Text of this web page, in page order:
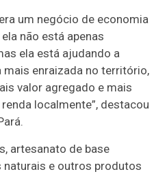
um negócio de economia
não está apenas
ela está ajudando a
enraizada no território,
valor agregado e mais
localmente”, destacou
artesanato de base
e outros produtos